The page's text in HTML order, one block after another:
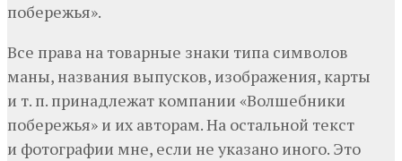
побережья».
Все права на товарные знаки типа символов
маны, названия выпусков, изображения, карты
и т. п. принадлежат компании «Волшебники
побережья» и их авторам. На остальной текст
и фотографии мне, если не указано иного. Это